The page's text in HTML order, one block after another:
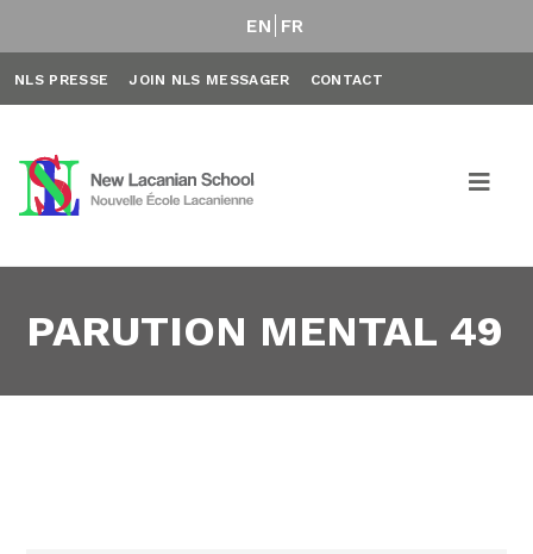
EN FR
NLS PRESSE JOIN NLS MESSAGER CONTACT
PARUTION MENTAL 49